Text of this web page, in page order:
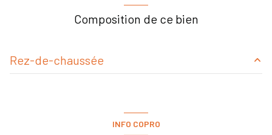
1 niveau(x)
Composition de ce bien
Rez-de-chaussée
INFO COPRO